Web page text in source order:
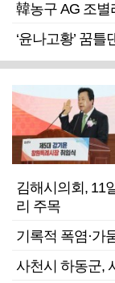
韓농구 AG 조별
‘윤나고황’ 꿈
김해시의회, 11
리 주목
기록적 폭염·가
사천시 하동군,